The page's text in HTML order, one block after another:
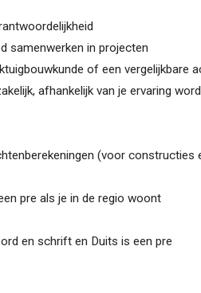
samenwerken in projecten
of een vergelijkbare
afhankelijk van je ervaring
(voor constructies
pre als je in de regio woont
en schrift en Duits is een pre